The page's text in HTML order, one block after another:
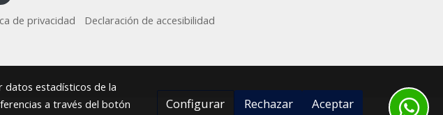
de privacidad Declaración de accesibilidad
estadísticos de la
a través del botón
Configurar Rechazar Aceptar